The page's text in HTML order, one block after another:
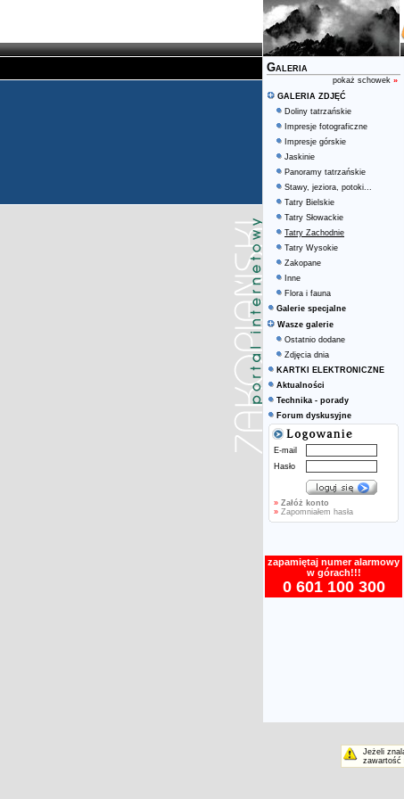
Galeria
pokaż schowek »
GALERIA ZDJĘĆ
Doliny tatrzańskie
Impresje fotograficzne
Impresje górskie
Jaskinie
Panoramy tatrzańskie
Stawy, jeziora, potoki...
Tatry Bielskie
Tatry Słowackie
Tatry Zachodnie
Tatry Wysokie
Zakopane
Inne
Flora i fauna
Galerie specjalne
Wasze galerie
Ostatnio dodane
Zdjęcia dnia
KARTKI ELEKTRONICZNE
Aktualności
Technika - porady
Forum dyskusyjne
E-mail
Hasło
» Załóż konto
» Zapomniałem hasła
zapamiętaj numer alarmowy
w górach!!!
0 601 100 300
Jeżeli
zawartość